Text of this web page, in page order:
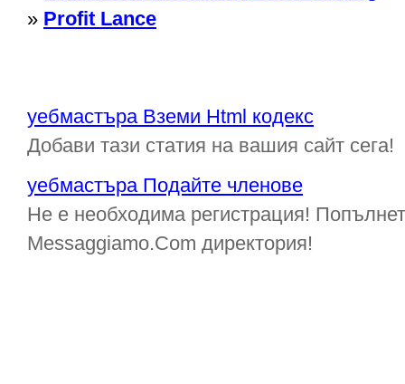
» Profit Lance
уебмастъра Вземи Html кодекс
Добави тази статия на вашия сайт сега!
уебмастъра Подайте членове
Не е необходима регистрация!
Messaggiamo.Com директория!